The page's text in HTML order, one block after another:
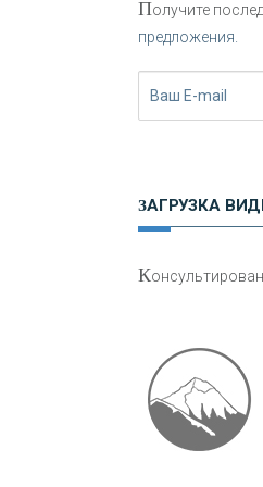
Н
авто
Получите
предложения.
ЗАГРУЗКА
К